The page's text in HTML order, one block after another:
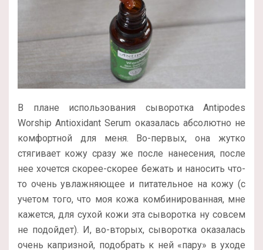
В плане использования сыворотка Antipodes
Worship Antioxidant Serum оказалась абсолютно не
комфортной для меня. Во-первых, она жутко
стягивает кожу сразу же после нанесения, после
нее хочется скорее-скорее бежать и наносить что-
то очень увлажняющее и питательное на кожу (с
учетом того, что моя кожа комбинированная, мне
кажется, для сухой кожи эта сыворотка ну совсем
не подойдет). И, во-вторых, сыворотка оказалась
очень капризной, подобрать к ней «пару» в уходе